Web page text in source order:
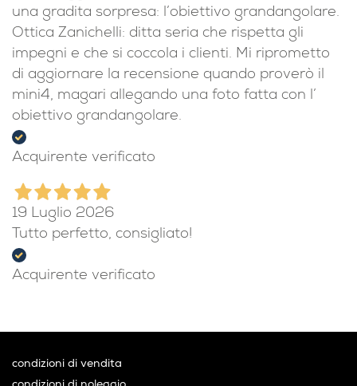
una gradita sorpresa: l’obiettivo grandangolare.
Ottica Zanichelli: ditta seria che rispetta gli
impegni e che si coccola i clienti. Mi riprometto
di aggiornare la recensione quando proverò il
mini4, magari allegando una foto fatta con l’
obiettivo grandangolare.
Acquirente verificato
19 Luglio 2026
Tutto perfetto, consigliato!
Acquirente verificato
condizioni di vendita